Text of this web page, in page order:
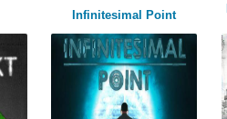
Infinitesimal Point